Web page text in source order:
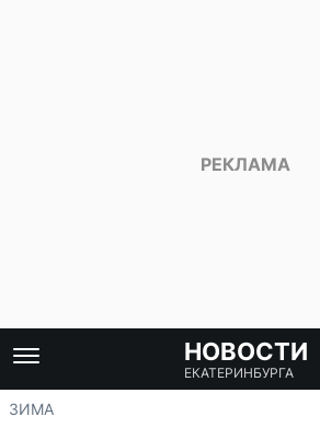
НОВОСТИ
ЕКАТЕРИНБУРГА
ЗИМА